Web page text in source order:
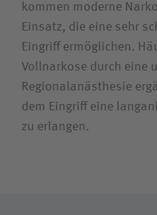
kommen moderne
Einsatz, die eine sehr
Eingriff ermöglichen.
Vollnarkose durch eine
Regionalanästhesie
dem Eingriff eine
zu erlangen.